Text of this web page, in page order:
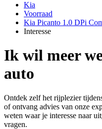
Kia
Voorraad
Kia Picanto 1.0 DPi
Interesse
Ik wil meer
auto
Ontdek zelf het rijplezier
of ontvang advies van onze
weten waar je interesse naar
vragen.